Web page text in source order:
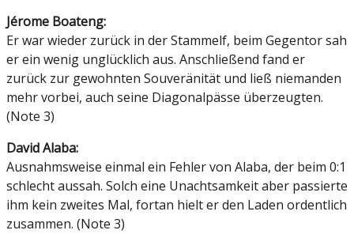
Jérome Boateng:
Er war wieder zurück in der Stammelf, beim Gegentor sah
er ein wenig unglücklich aus. Anschließend fand er
zurück zur gewohnten Souveränität und ließ niemanden
mehr vorbei, auch seine Diagonalpässe überzeugten.
(Note 3)
David Alaba:
Ausnahmsweise einmal ein Fehler von Alaba, der beim 0:1
schlecht aussah. Solch eine Unachtsamkeit aber passierte
ihm kein zweites Mal, fortan hielt er den Laden ordentlich
zusammen. (Note 3)